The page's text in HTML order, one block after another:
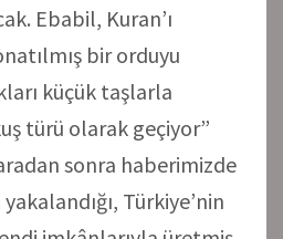
Ebabil, Kuran’ı
bir orduyu
küçük taşlarla
türü olarak geçiyor”
sonra haberimizde
Türkiye’nin